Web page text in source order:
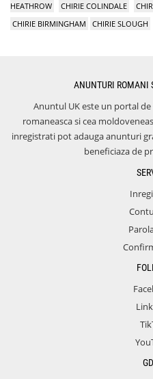
HEATHROW
CHIRIE COLINDALE
CHIRIE BIRMINGHAM
CHIRIE SLOUGH
ANUNTURI ROMANI
Anuntul UK este un portal
romaneasca si cea
inregistrati pot adauga anunturi
beneficiaza de